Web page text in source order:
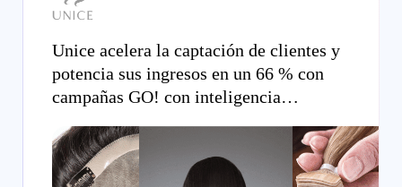
Unice acelera la captación de clientes y
potencia sus ingresos en un 66 % con
campañas GO! con inteligencia